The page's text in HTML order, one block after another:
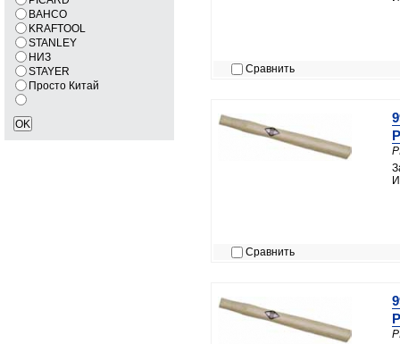
BAHCO
KRAFTOOL
STANLEY
НИЗ
STAYER
Просто Китай
Сравнить
Сравнить